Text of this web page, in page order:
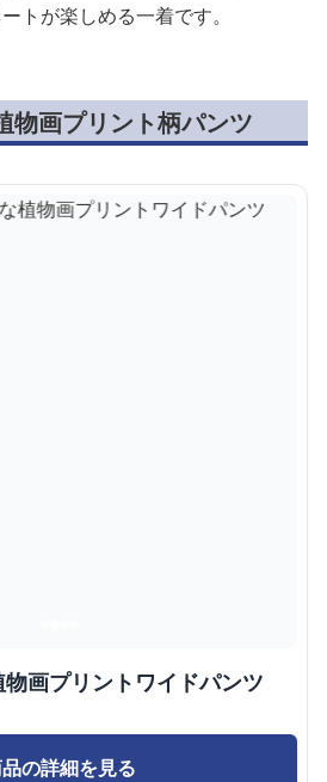
トが楽しめる一着です。
物画プリント柄パンツ
画プリントワイドパンツ
の詳細を見る